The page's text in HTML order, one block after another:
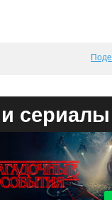
сериалы